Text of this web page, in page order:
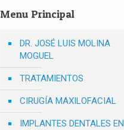
Menu Principal
DR. JOSÉ LUIS MOLINA
MOGUEL
TRATAMIENTOS
CIRUGÍA MAXILOFACIAL
IMPLANTES DENTALES EN